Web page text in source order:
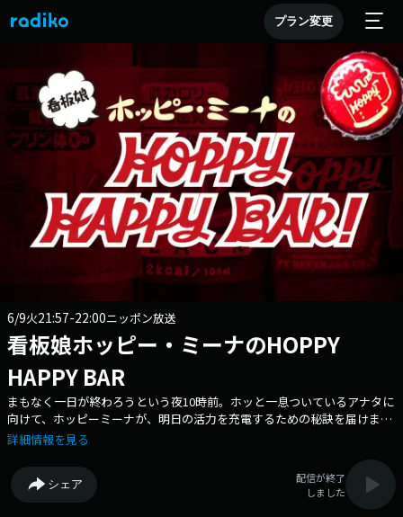
プラン変更
6/9火21:57-22:00ニッポン放送
看板娘ホッピー・ミーナのHOPPY
HAPPY BAR
まもなく一日が終わろうという夜10時前。ホッと一息ついているアナタに
向けて、ホッピーミーナが、明日の活力を充電するための秘訣を届けま
す。メールアドレス： hoppy@1242.com 番組ホームページはこちら
詳細情報を見る
シェア
配信が終了
しました